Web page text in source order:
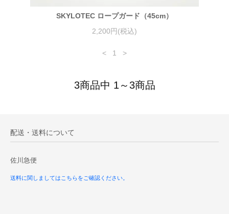
SKYLOTEC ロープガード（45cm）
2,200円(税込)
< 1 >
3商品中 1～3商品
配送・送料について
佐川急便
送料に関しましてはこちらをご確認ください。